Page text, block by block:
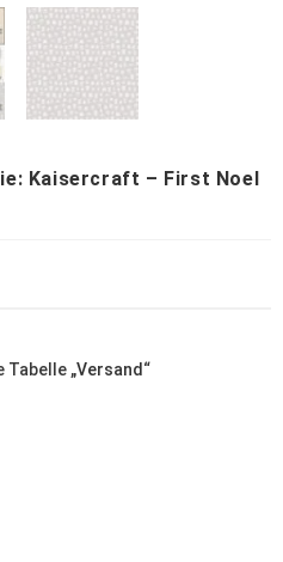
Kaisercraft – First Noel
Tabelle „Versand “